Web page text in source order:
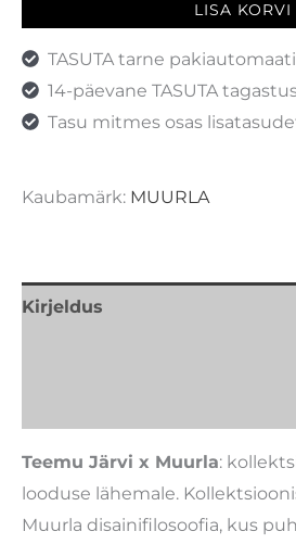
LISA KORVI
TASUTA tarne
14-päevane TASUTA
Tasu mitmes osas
Kaubamärk: MUURLA
Kirjeldus
Teemu Järvi x Muurla:
looduse lähemale.
Muurla disainifilosoofia, kus